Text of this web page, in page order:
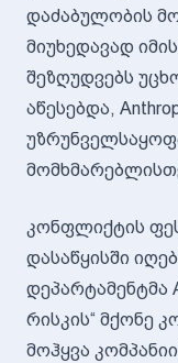
დაძაბულობის
მიუხედავად
შეზღუდვებს
აწესებდა,
კონფლიქტის
დასაწყისში
დეპარტამენტმა
რისკის“ მქონე
მოჰყვა